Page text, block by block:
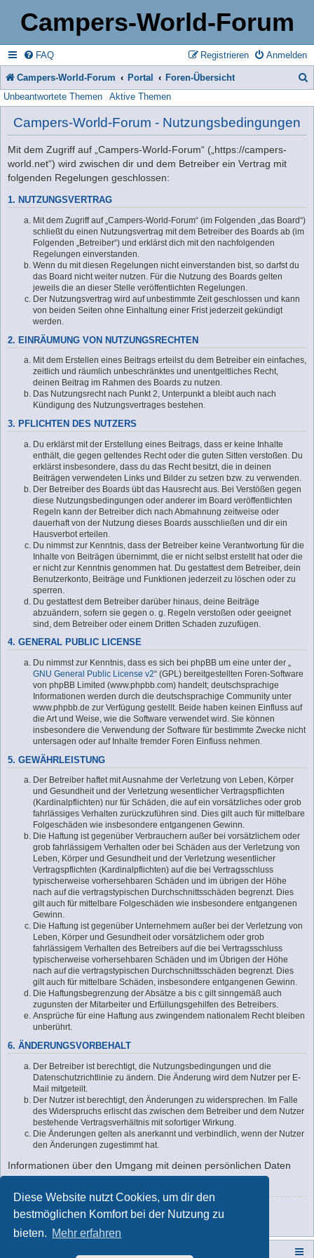
Diese Website nutzt Cookies, um dir den
bestmöglichen Komfort bei der Nutzung zu
bieten. Mehr erfahren
Campers-World-Forum
FAQ Anmelden
Registrieren
Campers-World-Forum Portal Foren-Übersicht
Unbeantwortete Themen Aktive Themen
Campers-World-Forum - Nutzungsbedingungen
Mit dem Zugriff auf „Campers-World-Forum“ („https://campers-
world.net“) wird zwischen dir und dem Betreiber ein Vertrag mit
folgenden Regelungen geschlossen:
1. NUTZUNGSVERTRAG
Mit dem Zugriff auf „Campers-World-Forum“ (im Folgenden „das Board“)
schließt du einen Nutzungsvertrag mit dem Betreiber des Boards ab (im
Folgenden „Betreiber“) und erklärst dich mit den nachfolgenden
Regelungen einverstanden.
Wenn du mit diesen Regelungen nicht einverstanden bist, so darfst du
das Board nicht weiter nutzen. Für die Nutzung des Boards gelten
jeweils die an dieser Stelle veröffentlichten Regelungen.
Der Nutzungsvertrag wird auf unbestimmte Zeit geschlossen und kann
von beiden Seiten ohne Einhaltung einer Frist jederzeit gekündigt
werden.
2. EINRÄUMUNG VON NUTZUNGSRECHTEN
Mit dem Erstellen eines Beitrags erteilst du dem Betreiber ein einfaches,
zeitlich und räumlich unbeschränktes und unentgeltliches Recht,
deinen Beitrag im Rahmen des Boards zu nutzen.
Das Nutzungsrecht nach Punkt 2, Unterpunkt a bleibt auch nach
Kündigung des Nutzungsvertrages bestehen.
3. PFLICHTEN DES NUTZERS
Du erklärst mit der Erstellung eines Beitrags, dass er keine Inhalte
enthält, die gegen geltendes Recht oder die guten Sitten verstoßen. Du
erklärst insbesondere, dass du das Recht besitzt, die in deinen
Beiträgen verwendeten Links und Bilder zu setzen bzw. zu verwenden.
Der Betreiber des Boards übt das Hausrecht aus. Bei Verstößen gegen
diese Nutzungsbedingungen oder anderer im Board veröffentlichten
Regeln kann der Betreiber dich nach Abmahnung zeitweise oder
dauerhaft von der Nutzung dieses Boards ausschließen und dir ein
Hausverbot erteilen.
Du nimmst zur Kenntnis, dass der Betreiber keine Verantwortung für die
Inhalte von Beiträgen übernimmt, die er nicht selbst erstellt hat oder die
er nicht zur Kenntnis genommen hat. Du gestattest dem Betreiber, dein
Benutzerkonto, Beiträge und Funktionen jederzeit zu löschen oder zu
sperren.
Du gestattest dem Betreiber darüber hinaus, deine Beiträge
abzuändern, sofern sie gegen o. g. Regeln verstoßen oder geeignet
sind, dem Betreiber oder einem Dritten Schaden zuzufügen.
4. GENERAL PUBLIC LICENSE
Du nimmst zur Kenntnis, dass es sich bei phpBB um eine unter der „
GNU General Public License v2“ (GPL) bereitgestellten Foren-Software
von phpBB Limited (www.phpbb.com) handelt; deutschsprachige
Informationen werden durch die deutschsprachige Community unter
www.phpbb.de zur Verfügung gestellt. Beide haben keinen Einfluss auf
die Art und Weise, wie die Software verwendet wird. Sie können
insbesondere die Verwendung der Software für bestimmte Zwecke nicht
untersagen oder auf Inhalte fremder Foren Einfluss nehmen.
5. GEWÄHRLEISTUNG
Der Betreiber haftet mit Ausnahme der Verletzung von Leben, Körper
und Gesundheit und der Verletzung wesentlicher Vertragspflichten
(Kardinalpflichten) nur für Schäden, die auf ein vorsätzliches oder grob
fahrlässiges Verhalten zurückzuführen sind. Dies gilt auch für mittelbare
Folgeschäden wie insbesondere entgangenen Gewinn.
Die Haftung ist gegenüber Verbrauchern außer bei vorsätzlichem oder
grob fahrlässigem Verhalten oder bei Schäden aus der Verletzung von
Leben, Körper und Gesundheit und der Verletzung wesentlicher
Vertragspflichten (Kardinalpflichten) auf die bei Vertragsschluss
typischerweise vorhersehbaren Schäden und im übrigen der Höhe
nach auf die vertragstypischen Durchschnittsschäden begrenzt. Dies
gilt auch für mittelbare Folgeschäden wie insbesondere entgangenen
Gewinn.
Die Haftung ist gegenüber Unternehmern außer bei der Verletzung von
Leben, Körper und Gesundheit oder vorsätzlichem oder grob
fahrlässigem Verhalten des Betreibers auf die bei Vertragsschluss
typischerweise vorhersehbaren Schäden und im Übrigen der Höhe
nach auf die vertragstypischen Durchschnittsschäden begrenzt. Dies
gilt auch für mittelbare Schäden, insbesondere entgangenen Gewinn.
Die Haftungsbegrenzung der Absätze a bis c gilt sinngemäß auch
zugunsten der Mitarbeiter und Erfüllungsgehilfen des Betreibers.
Ansprüche für eine Haftung aus zwingendem nationalem Recht bleiben
unberührt.
6. ÄNDERUNGSVORBEHALT
Der Betreiber ist berechtigt, die Nutzungsbedingungen und die
Datenschutzrichtlinie zu ändern. Die Änderung wird dem Nutzer per E-
Mail mitgeteilt.
Der Nutzer ist berechtigt, den Änderungen zu widersprechen. Im Falle
des Widerspruchs erlischt das zwischen dem Betreiber und dem Nutzer
bestehende Vertragsverhältnis mit sofortiger Wirkung.
Die Änderungen gelten als anerkannt und verbindlich, wenn der Nutzer
den Änderungen zugestimmt hat.
Informationen über den Umgang mit deinen persönlichen Daten
sind in der Datenschutzrichtlinie enthalten.
Zurück zur Anmeldemaske